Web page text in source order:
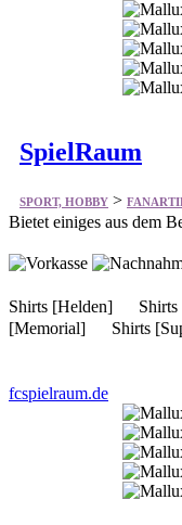
SpielRaum
SPORT, HOBBY>
Bietet einiges aus dem
Shirts [Helden]
[Memorial] Shirts
fcspielraum.de